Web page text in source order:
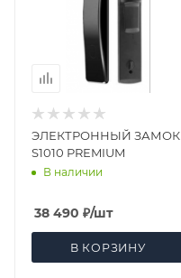
ЭЛЕКТРОННЫЙ ЗАМОК
S1010 PREMIUM
В наличии
38 490 ₽/шт
В КОРЗИНУ